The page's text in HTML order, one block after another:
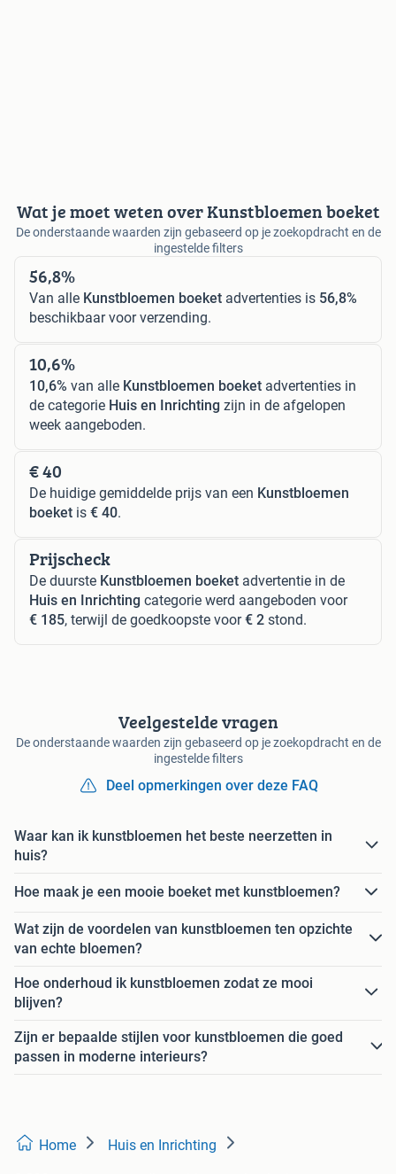
Wat je moet weten over Kunstbloemen boeket
De onderstaande waarden zijn gebaseerd op je zoekopdracht en de
ingestelde filters
56,8%
Van alle Kunstbloemen boeket advertenties is 56,8%
beschikbaar voor verzending.
10,6%
10,6% van alle Kunstbloemen boeket advertenties in
de categorie Huis en Inrichting zijn in de afgelopen
week aangeboden.
€ 40
De huidige gemiddelde prijs van een Kunstbloemen
boeket is € 40.
Prijscheck
De duurste Kunstbloemen boeket advertentie in de
Huis en Inrichting categorie werd aangeboden voor
€ 185, terwijl de goedkoopste voor€ 2 stond.
Veelgestelde vragen
De onderstaande waarden zijn gebaseerd op je zoekopdracht en de
ingestelde filters
Deel opmerkingen over deze FAQ
Waar kan ik kunstbloemen het beste neerzetten in
huis?
Hoe maak je een mooie boeket met kunstbloemen?
Wat zijn de voordelen van kunstbloemen ten opzichte
van echte bloemen?
Hoe onderhoud ik kunstbloemen zodat ze mooi
blijven?
Zijn er bepaalde stijlen voor kunstbloemen die goed
passen in moderne interieurs?
Home Huis en Inrichting